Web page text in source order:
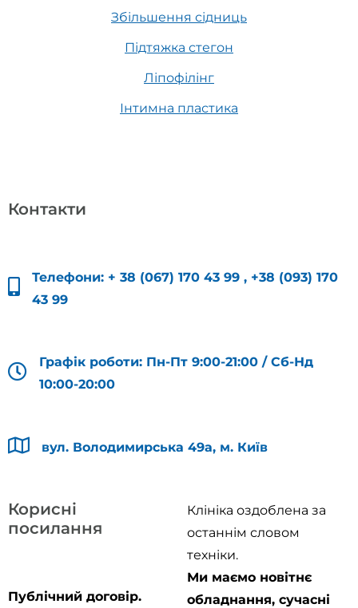
Збільшення сідниць
Підтяжка стегон
Ліпофілінг
Інтимна пластика
Контакти
Телефони: + 38 (067) 170 43 99 , +38 (093) 170
43 99
Графік роботи: Пн-Пт 9:00-21:00 / Сб-Нд
10:00-20:00
вул. Володимирська 49а, м. Київ
Корисні
посилання
Публічний договір.
Клініка оздоблена за
останнім словом
техніки.
Ми маємо новітнє
обладнання, сучасні